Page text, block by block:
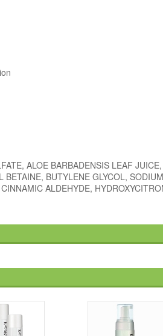
ALOE BARBADENSIS LEAF
BETAINE, BUTYLENE GLYCOL,
ALDEHYDE,